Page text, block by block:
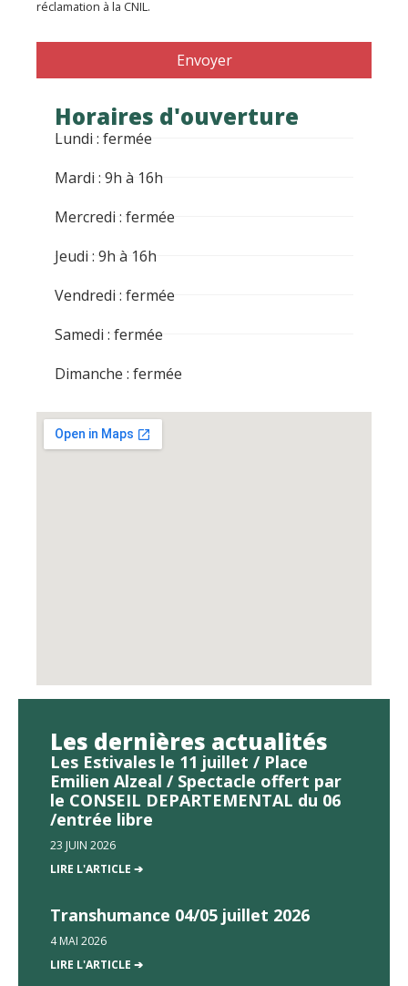
réclamation à la CNIL.
Envoyer
Horaires d'ouverture
Lundi : fermée
Mardi : 9h à 16h
Mercredi : fermée
Jeudi : 9h à 16h
Vendredi : fermée
Samedi : fermée
Dimanche : fermée
Les dernières actualités
Les Estivales le 11 juillet / Place
Emilien Alzeal / Spectacle offert par
le CONSEIL DEPARTEMENTAL du 06
/entrée libre
23 JUIN 2026
LIRE L'ARTICLE ➔
Transhumance 04/05 juillet 2026
4 MAI 2026
LIRE L'ARTICLE ➔